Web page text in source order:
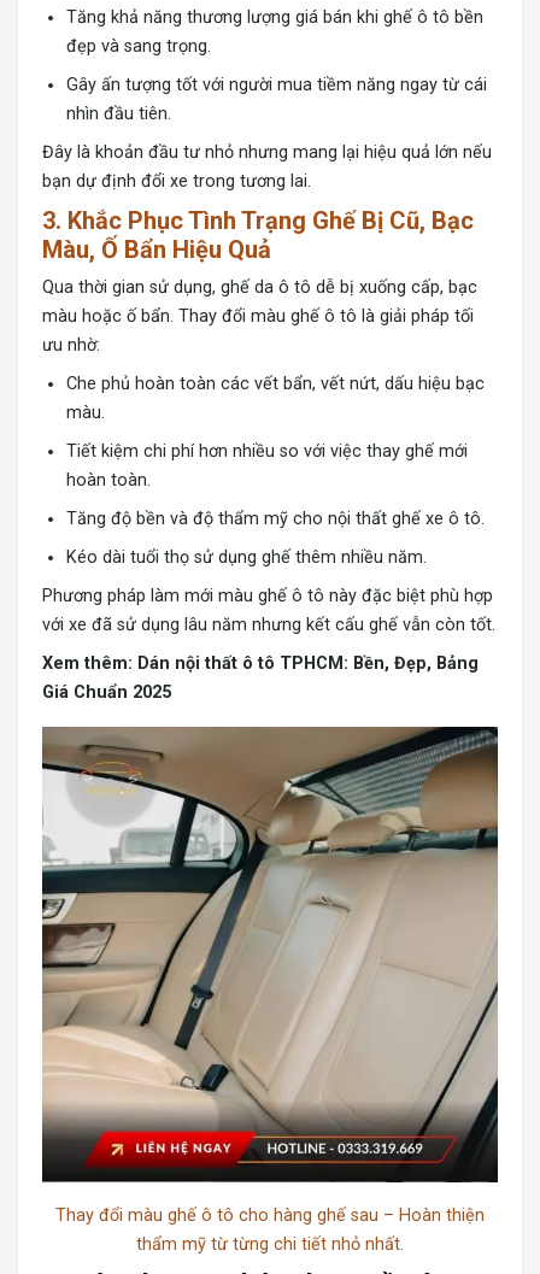
Tăng khả năng thương lượng giá bán khi ghế ô tô bền
đẹp và sang trọng.
Gây ấn tượng tốt với người mua tiềm năng ngay từ cái
nhìn đầu tiên.
Đây là khoản đầu tư nhỏ nhưng mang lại hiệu quả lớn nếu
bạn dự định đổi xe trong tương lai.
3. Khắc Phục Tình Trạng Ghế Bị Cũ, Bạc
Màu, Ố Bẩn Hiệu Quả
Qua thời gian sử dụng, ghế da ô tô dễ bị xuống cấp, bạc
màu hoặc ố bẩn. Thay đổi màu ghế ô tô là giải pháp tối
ưu nhờ:
Che phủ hoàn toàn các vết bẩn, vết nứt, dấu hiệu bạc
màu.
Tiết kiệm chi phí hơn nhiều so với việc thay ghế mới
hoàn toàn.
Tăng độ bền và độ thẩm mỹ cho nội thất ghế xe ô tô.
Kéo dài tuổi thọ sử dụng ghế thêm nhiều năm.
Phương pháp làm mới màu ghế ô tô này đặc biệt phù hợp
với xe đã sử dụng lâu năm nhưng kết cấu ghế vẫn còn tốt.
Xem thêm: Dán nội thất ô tô TPHCM: Bền, Đẹp, Bảng
Giá Chuẩn 2025
Thay đổi màu ghế ô tô cho hàng ghế sau – Hoàn thiện
thẩm mỹ từ từng chi tiết nhỏ nhất.